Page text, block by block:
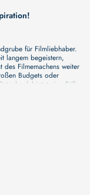
für Filmliebhaber.
langem begeistern,
Filmemachens weiter
Budgets oder
bietet eine Fülle
Beim Durchstöbern